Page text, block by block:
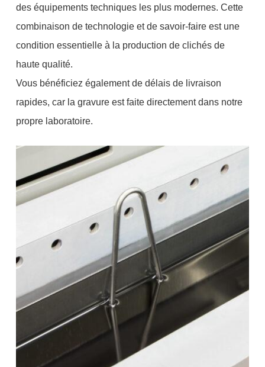
des équipements techniques les plus modernes. Cette
combinaison de technologie et de savoir-faire est une
condition essentielle à la production de clichés de
haute qualité.
Vous bénéficiez également de délais de livraison
rapides, car la gravure est faite directement dans notre
propre laboratoire.